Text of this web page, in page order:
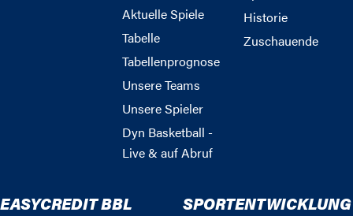
Aktuelle Spiele
Tabelle
Tabellenprognose
Unsere Teams
Unsere Spieler
Dyn Basketball -
Live & auf Abruf
Historie
Zuschauende
EASYCREDIT BBL SPORTENTWICKLUNG